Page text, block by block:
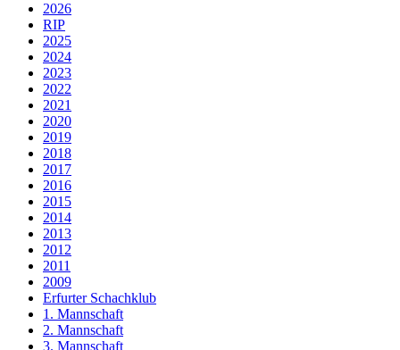
2026
RIP
2025
2024
2023
2022
2021
2020
2019
2018
2017
2016
2015
2014
2013
2012
2011
2009
Erfurter Schachklub
1. Mannschaft
2. Mannschaft
3. Mannschaft